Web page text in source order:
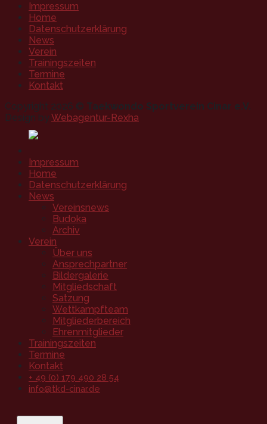
Impressum
Home
Datenschutzerklärung
News
Verein
Trainingszeiten
Termine
Kontakt
Copyright 2026 © Taekwondo Sportverein Cinar e.V.
Design byWebagentur-Rexha
Impressum
Home
Datenschutzerklärung
News
Vereinsnews
Budoka
Archiv
Verein
Über uns
Ansprechpartner
Bildergalerie
Mitgliedschaft
Satzung
Wettkampfteam
Mitgliederbereich
Ehrenmitglieder
Trainingszeiten
Termine
Kontakt
+ 49 (0) 179 490 28 54
info@tkd-cinar.de